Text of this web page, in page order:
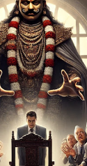
!?" यो
हुँदै नभएर केवल व्यंग्य
चुनाव लाग्ने आफत ...